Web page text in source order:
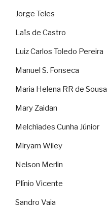
Jorge Teles
Laïs de Castro
Luiz Carlos Toledo Pereira
Manuel S. Fonseca
Maria Helena RR de Sousa
Mary Zaidan
Melchíades Cunha Júnior
Miryam Wiley
Nelson Merlin
Plínio Vicente
Sandro Vaia